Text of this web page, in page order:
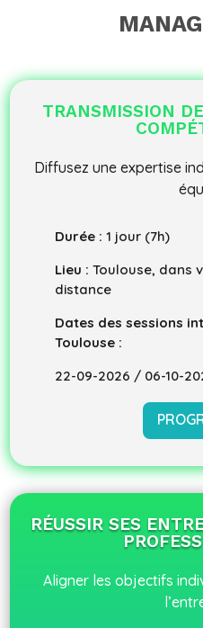
TRANSMISSION
Diffusez une expertise
Durée : 1 jour (7h)
Lieu :Toulouse, dans
distance
Dates des sessions
Toulouse :
22-09-2026 / 06-10-
RÉUSSIR SES
Aligner les objectifs